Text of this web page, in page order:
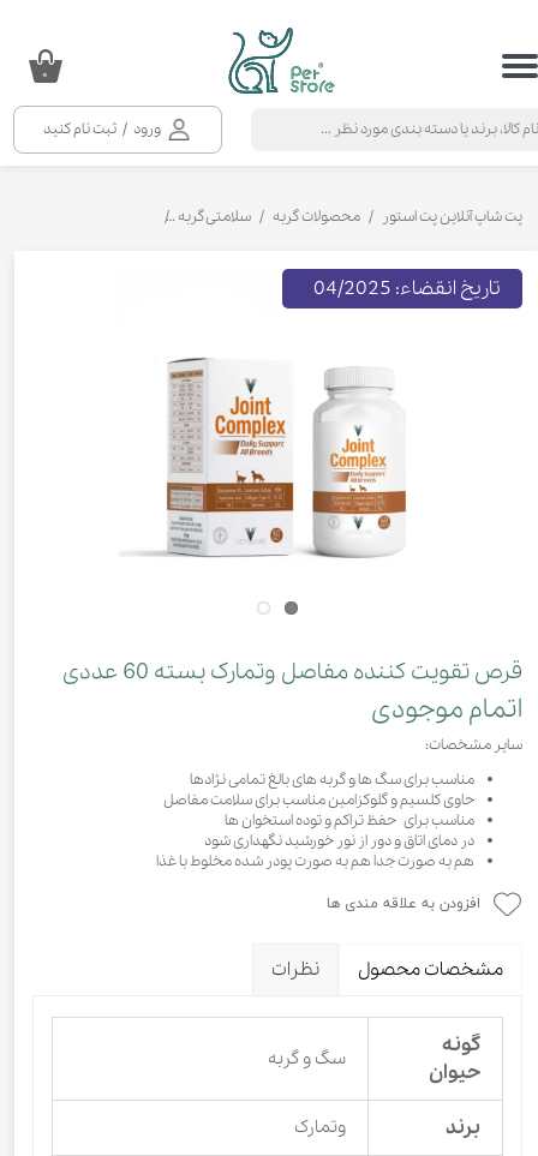
ورود / ثبت نام کنید
حساب کاربری من
خروج از حساب کاربری
۰
پت شاپ آنلاین پت استور محصولات گربه سلامتی گربه
قرص تقویت کننده مفاصل وتمارک بسته 60 عددی
اتمام موجودی
سایر مشخصات:
مناسب برای سگ ها و گربه های بالغ تمامی نژادها
حاوی کلسیم و گلوکزامین مناسب برای سلامت مفاصل
مناسب برای حفظ تراکم و توده استخوان ها
در دمای اتاق و دور از نور خورشید نگهداری شود
هم به صورت جدا هم به صورت پودر شده مخلوط با غذا
تاریخ انقضاء: 04/2025
افزودن به علاقه مندی ها
مشخصات محصول نظرات
گونه
حیوان
سگ و گربه
برند وتمارک